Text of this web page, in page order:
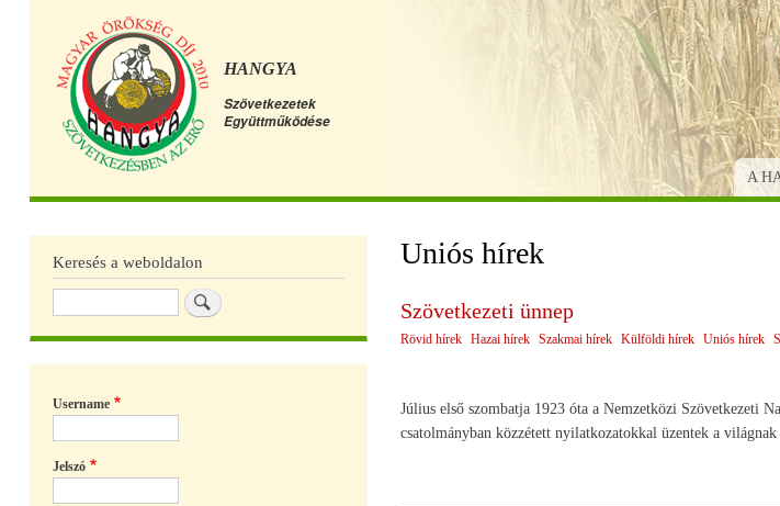
Ugrás
a
HANGYA
Szövetkezetek
Együttműködése
Főmenü
A
Uniós hírek
Szövetkezeti ünnep
Rövid hírek Hazai hírek Szakmai hírek Külföldi hírek Uniós hírek
Július első szombatja 1923 óta a Nemzetközi Szövetkezeti
csatolmányban közzétett nyilatkozatokkal üzentek a
Keresés a weboldalon
Username
Jelszó